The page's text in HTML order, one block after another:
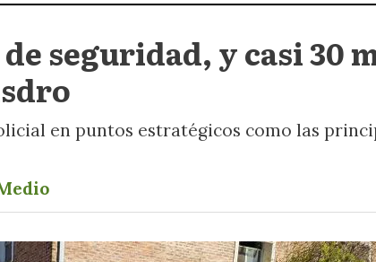
de seguridad, y casi
en puntos estratégicos como las